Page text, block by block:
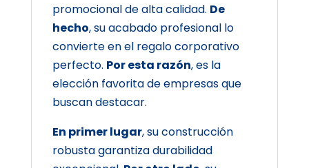
promocional de alta calidad. De
hecho, su acabado profesional lo
convierte en el regalo corporativo
perfecto. Por esta razón, es la
elección favorita de empresas que
buscan destacar.
En primer lugar, su construcción
robusta garantiza durabilidad